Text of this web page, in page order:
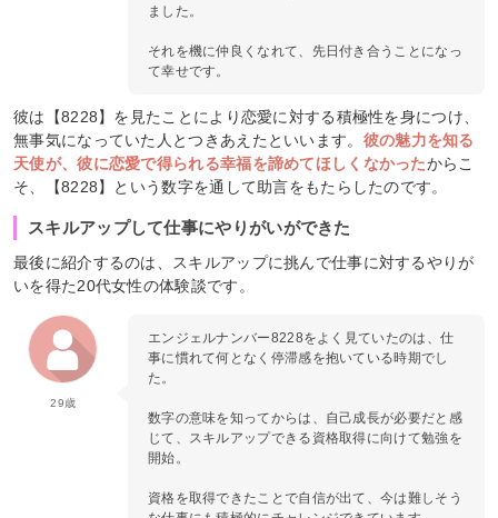
ました。
それを機に仲良くなれて、先日付き合うことになっ
て幸せです。
彼は【8228】を見たことにより恋愛に対する積極性を身につけ、
無事気になっていた人とつきあえたといいます。 彼の魅力を知る
天使が、彼に恋愛で得られる幸福を諦めてほしくなかったからこ
そ、【8228】という数字を通して助言をもたらしたのです。
スキルアップして仕事にやりがいができた
最後に紹介するのは、スキルアップに挑んで仕事に対するやりが
いを得た20代女性の体験談です。
29歳
エンジェルナンバー8228をよく見ていたのは、仕
事に慣れて何となく停滞感を抱いている時期でし
た。
数字の意味を知ってからは、自己成長が必要だと感
じて、スキルアップできる資格取得に向けて勉強を
開始。
資格を取得できたことで自信が出て、今は難しそう